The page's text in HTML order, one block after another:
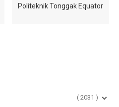
Politeknik Tonggak Equator
2031